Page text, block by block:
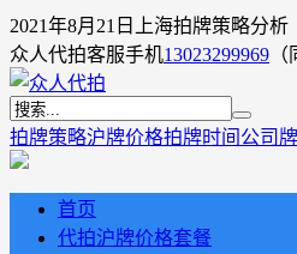
2021年8月21日上海拍牌策略分析
众人代拍客服手机13023299969
拍牌策略沪牌价格拍牌时间 公司
首页
代拍沪牌价格套餐